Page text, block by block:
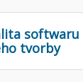
tvorby